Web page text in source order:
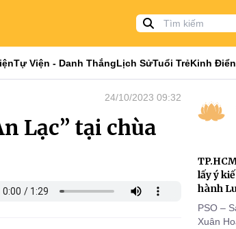
Tự Viện - Danh ThắngLịch SửTuổi TrẻKinh Điển
24/10/2023 09:32
Lạc” tại chùa
lấy ý
hành
PSO –
Xuân